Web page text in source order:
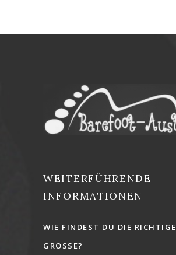
WEITERFÜHRENDE
INFORMATIONEN
WIE FINDEST DU DIE RICHTIGE
GRÖSSE?